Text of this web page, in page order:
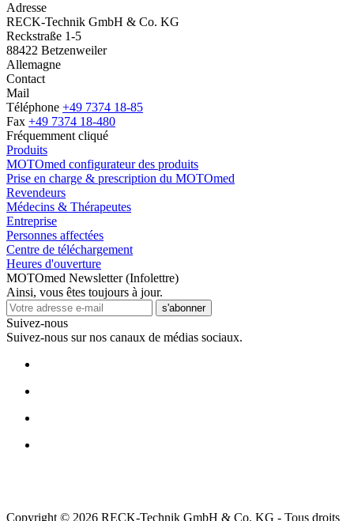
Adresse
RECK-Technik GmbH & Co. KG
Reckstraße 1-5
88422 Betzenweiler
Allemagne
Contact
Mail
Téléphone +49 7374 18-85
Fax +49 7374 18-480
Fréquemment cliqué
Produits
MOTOmed configurateur des produits
Prise en charge & prescription du MOTOmed
Revendeurs
Médecins & Thérapeutes
Entreprise
Personnes affectées
Centre de téléchargement
Heures d'ouverture
MOTOmed Newsletter (Infolettre)
Ainsi, vous êtes toujours à jour.
s'abonner
Suivez-nous
Suivez-nous sur nos canaux de médias sociaux.
Copyright © 2026 RECK-Technik GmbH & Co. KG - Tous droits